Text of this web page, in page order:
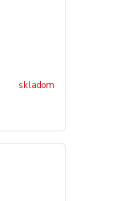
skladom